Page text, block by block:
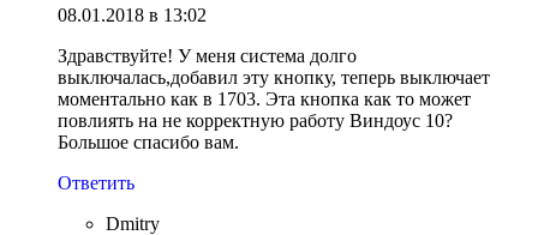
08.01.2018 в 13:02
Здравствуйте! У меня система долго
выключалась,добавил эту кнопку, теперь выключает
моментально как в 1703. Эта кнопка как то может
повлиять на не корректную работу Виндоус 10?
Большое спасибо вам.
Ответить
Dmitry